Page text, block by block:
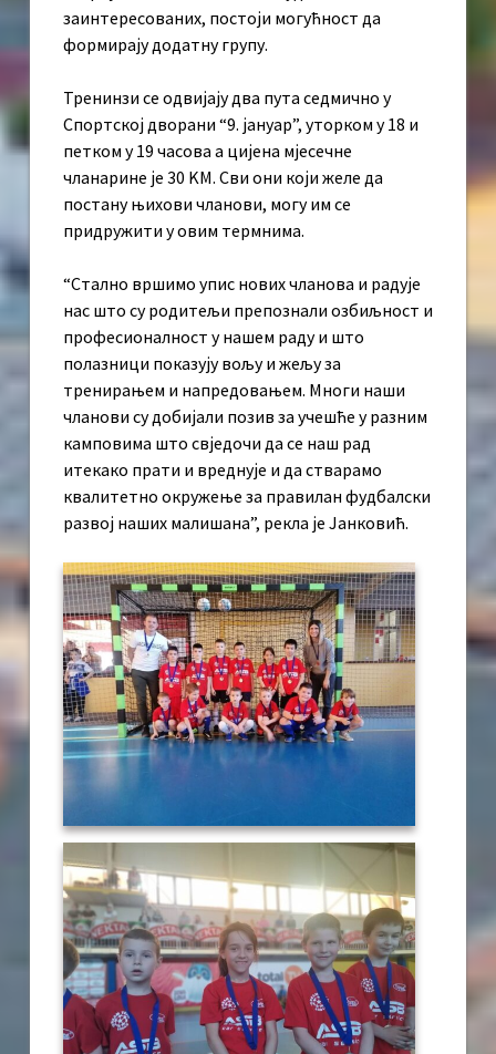
заинтересованих, постоји могућност да
формирају додатну групу.
Тренинзи се одвијају два пута седмично у
Спортској дворани “9. јануар”, уторком у 18 и
петком у 19 часова а цијена мјесечне
чланарине је 30 KМ. Сви они који желе да
постану њихови чланови, могу им се
придружити у овим термнима.
“Стално вршимо упис нових чланова и радује
нас што су родитељи препознали озбиљност и
професионалност у нашем раду и што
полазници показују вољу и жељу за
тренирањем и напредовањем. Многи наши
чланови су добијали позив за учешће у разним
камповима што свједочи да се наш рад
итекако прати и вреднује и да стварамо
квалитетно окружење за правилан фудбалски
развој наших малишана”, рекла је Јанковић.